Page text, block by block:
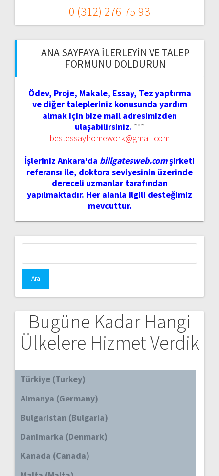
0 (312) 276 75 93
ANA SAYFAYA İLERLEYIN VE TALEP
FORMUNU DOLDURUN
Ödev, Proje, Makale, Essay, Tez yaptırma
ve diğer talepleriniz konusunda yardım
almak için bize mail adresimizden
ulaşabilirsiniz. ***
bestessayhomework@gmail.com
İşleriniz Ankara'da billgatesweb.comşirketi
referansı ile, doktora seviyesinin üzerinde
dereceli uzmanlar tarafından
yapılmaktadır. Her alanla ilgili desteğimiz
mevcuttur.
Bugüne Kadar Hangi
Ülkelere Hizmet Verdik
Türkiye (Turkey)
Almanya (Germany)
Bulgaristan (Bulgaria)
Danimarka (Denmark)
Kanada (Canada)